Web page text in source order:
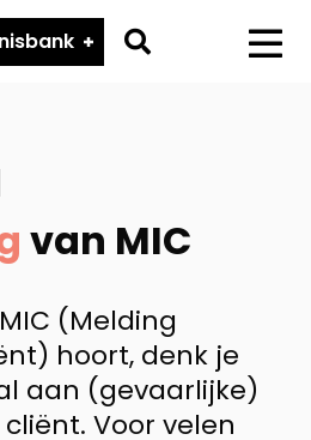
Go
van MIC
(Melding
hoort, denk je
aan (gevaarlijke)
Voor velen